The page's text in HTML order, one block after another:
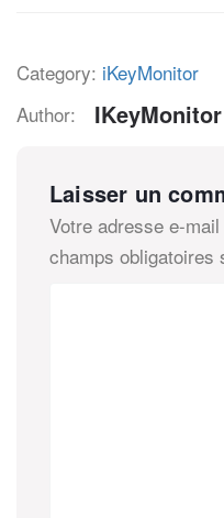
Category: iKeyMonitor
Author:
Laisser un
Votre adresse e-
champs obligatoires